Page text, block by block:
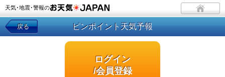
天気･地震･警報の
戻る ピンポイント天気予報
ログイン
/会員登録